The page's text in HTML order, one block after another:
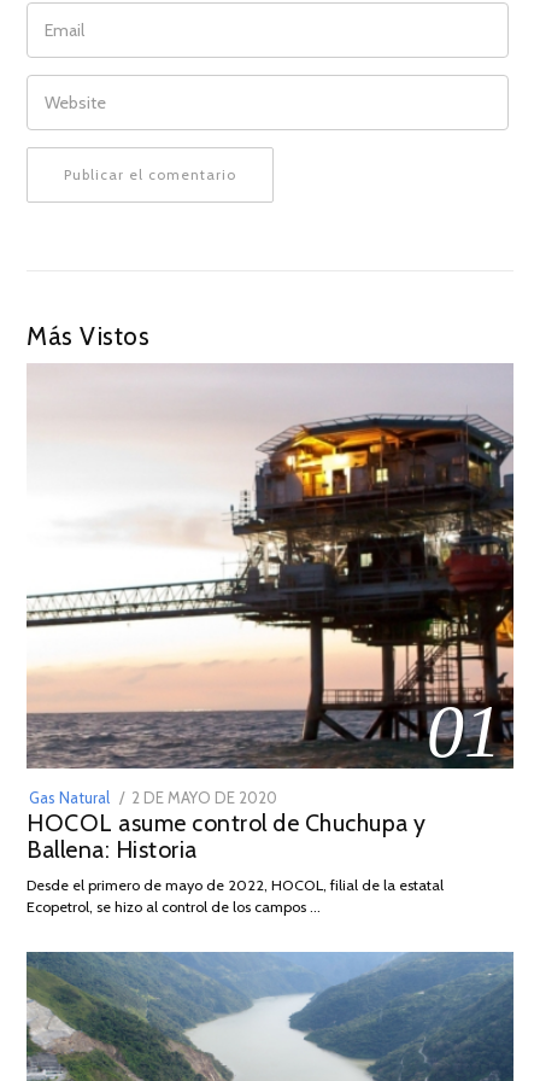
EMAIL
WEBSITE
Más Vistos
01
Gas Natural
POSTED
ON
2 DE MAYO DE 2020
DE
2026
HOCOL asume control de Chuchupa y
Ballena: Historia
Desde el primero de mayo de 2022, HOCOL, filial de la estatal
Ecopetrol, se hizo al control de los campos …